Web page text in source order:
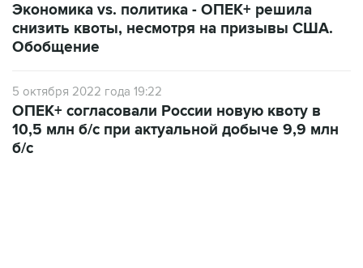
Экономика vs. политика - ОПЕК+ решила
снизить квоты, несмотря на призывы США.
Обобщение
5 октября 2022 года 19:22
ОПЕК+ согласовали России новую квоту в
10,5 млн б/с при актуальной добыче 9,9 млн
б/с